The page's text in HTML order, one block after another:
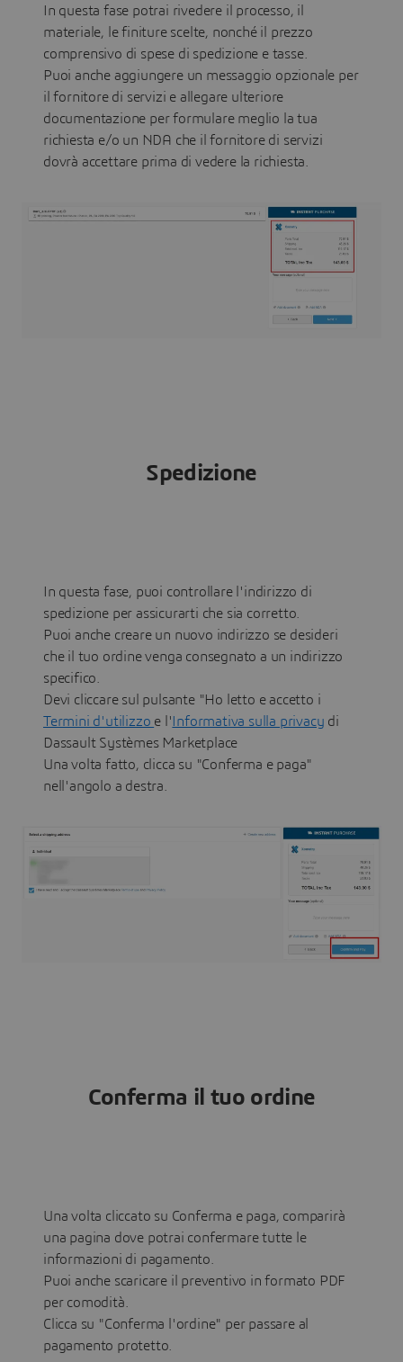
In questa fase potrai rivedere il processo, il
materiale, le finiture scelte, nonché il prezzo
comprensivo di spese di spedizione e tasse.
Puoi anche aggiungere un messaggio opzionale per
il fornitore di servizi e allegare ulteriore
documentazione per formulare meglio la tua
richiesta e/o un NDA che il fornitore di servizi
dovrà accettare prima di vedere la richiesta.
Spedizione
In questa fase, puoi controllare l'indirizzo di
spedizione per assicurarti che sia corretto.
Puoi anche creare un nuovo indirizzo se desideri
che il tuo ordine venga consegnato a un indirizzo
specifico.
Devi cliccare sul pulsante "Ho letto e accetto i
Termini d'utilizzo e l' Informativa sulla privacy di
Dassault Systèmes Marketplace
Una volta fatto, clicca su "Conferma e paga"
nell'angolo a destra.
Conferma il tuo ordine
Una volta cliccato su Conferma e paga, comparirà
una pagina dove potrai confermare tutte le
informazioni di pagamento.
Puoi anche scaricare il preventivo in formato PDF
per comodità.
Clicca su "Conferma l'ordine" per passare al
pagamento protetto.